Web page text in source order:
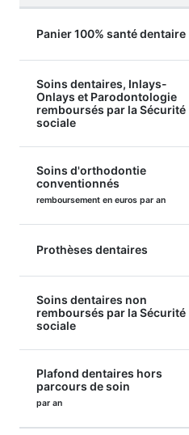
Panier 100% santé dentaire
Soins dentaires, Inlays-
Onlays et Parodontologie
remboursés par la Sécurité
sociale
Soins d'orthodontie
conventionnés
remboursement en euros par an
Prothèses dentaires
Soins dentaires non
remboursés par la Sécurité
sociale
Plafond dentaires hors
parcours de soin
par an